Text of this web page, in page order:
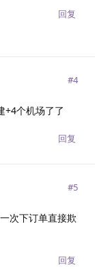
回复
#4
+4个机场了了
回复
#5
次下订单直接欺
回复